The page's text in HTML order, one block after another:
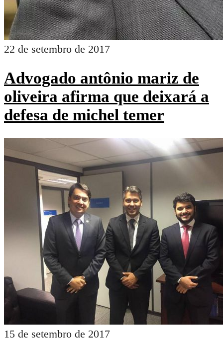
22 de setembro de 2017
Advogado antônio mariz de
oliveira afirma que deixará a
defesa de michel temer
15 de setembro de 2017